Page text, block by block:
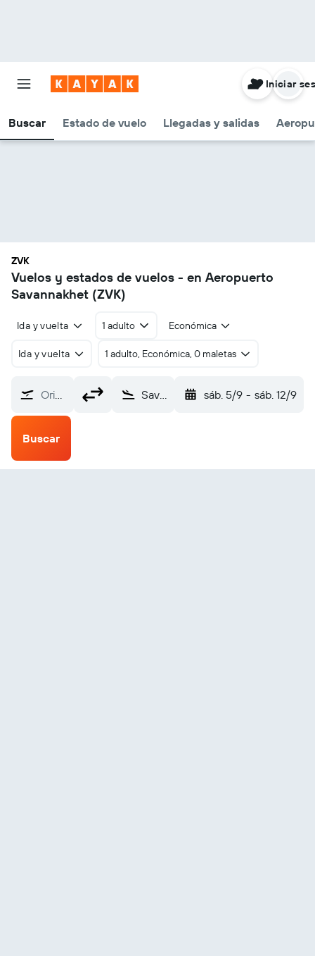
Buscar Estado de vuelo Llegadas y salidas
Iniciar
ZVK
Vuelos y estados de vuelos - en Aeropuerto
Savannakhet (ZVK)
Ida y vuelta 1 adulto Económica
Ida y vuelta 1 adulto, Económica, 0 maletas
Origen Savannakhet (ZVK) sáb. 5/9 - sáb. 12/9
Buscar